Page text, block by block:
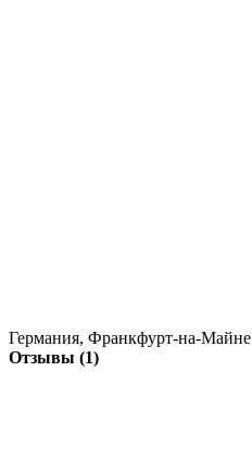
Германия, Франкфурт-на-Майне
Отзывы (1)